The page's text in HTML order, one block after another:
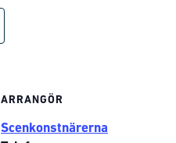
ARRANGÖR
Scenkonstnärerna